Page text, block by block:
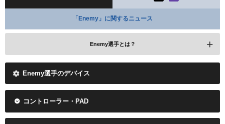
「Enemy」に関するニュース
Enemy選手とは？
iiTzTimmy
Enemy選手のデバイス
コントローラー・PAD